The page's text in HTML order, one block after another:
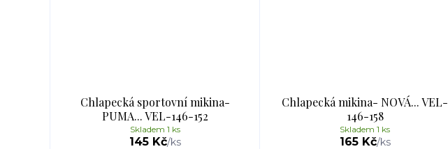
Chlapecká sportovní mikina-
PUMA... VEL-146-152
145 Kč/ks
Skladem 1 ks
Chlapecká mikina- NOVÁ... VEL-
146-158
165 Kč/ks
Skladem 1 ks